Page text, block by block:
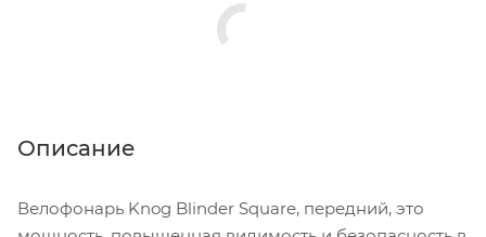
Описание
Велофонарь Knog Blinder Square, передний, это